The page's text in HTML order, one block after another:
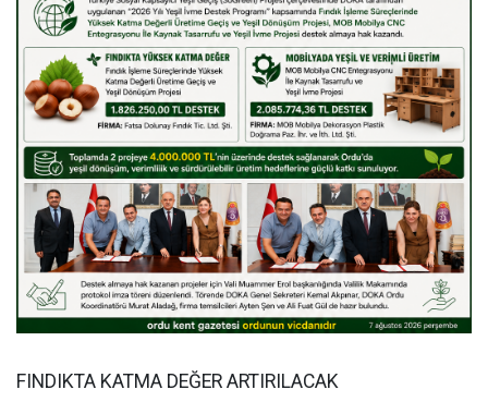
FINDIKTA KATMA DEĞER ARTIRILACAK